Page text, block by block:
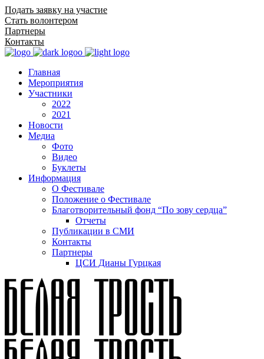
Подать заявку на участие
Стать волонтером
Партнеры
Контакты
Главная
Мероприятия
Участники
2022
2021
Новости
Медиа
Фото
Видео
Буклеты
Информация
О Фестивале
Положение о Фестивале
Благотворительный фонд “По зову сердца”
Отчеты
Публикации в СМИ
Контакты
Партнеры
ЦСИ Дианы Гурцкая